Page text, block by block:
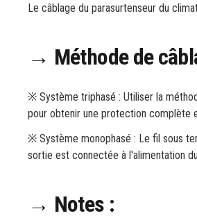
Le câblage du parasurtenseur du
→ Méthode de
※ Système triphasé : Utiliser la
pour obtenir une protection complète
※ Système monophasé : Le fil sous
sortie est connectée à l'alimentation
→ Notes :